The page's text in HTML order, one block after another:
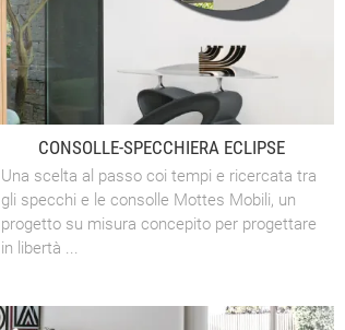
CONSOLLE-SPECCHIERA ECLIPSE
Una scelta al passo coi tempi e ricercata tra
gli specchi e le consolle Mottes Mobili, un
progetto su misura concepito per progettare
in libertà ...